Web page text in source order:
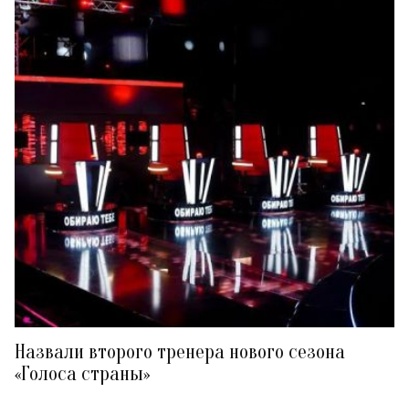
Назвали второго тренера нового сезона
«Голоса страны»